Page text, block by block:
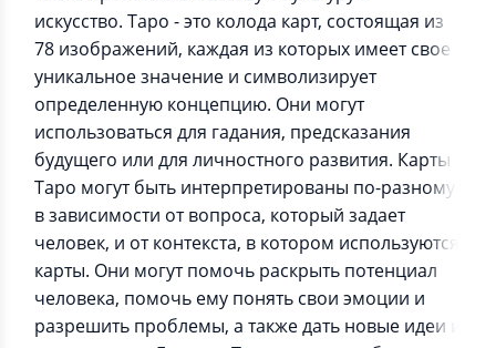
искусство. Таро - это колода карт, состоящая из
78 изображений, каждая из которых имеет свое
уникальное значение и символизирует
определенную концепцию. Они могут
использоваться для гадания, предсказания
будущего или для личностного развития. Карты
Таро могут быть интерпретированы по-разному
в зависимости от вопроса, который задает
человек, и от контекста, в котором используются
карты. Они могут помочь раскрыть потенциал
человека, помочь ему понять свои эмоции и
разрешить проблемы, а также дать новые идеи и